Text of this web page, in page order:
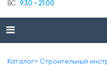
ВС
9:30 - 21:00
Каталог Строительный